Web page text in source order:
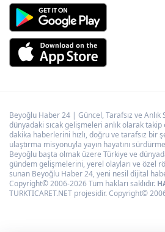
Beyoğlu Haber 24 | Güncel, Tarafsız ve
dünyadaki sıcak gelişmeleri anlık olarak
dakika haberlerini hızlı, doğru ve tarafsız bir
ulaştırma misyonuyla yayın hayatını
Beyoğlu başta olmak üzere Türkiye ve
gündem gelişmelerini, yerel olayları ve özel
sunan Beyoğlu Haber 24, yeni nesil dijital
Copyright© 2006-2026 Tüm hakları saklıdır.
TURKTICARET.NET projesidir. Copyright©